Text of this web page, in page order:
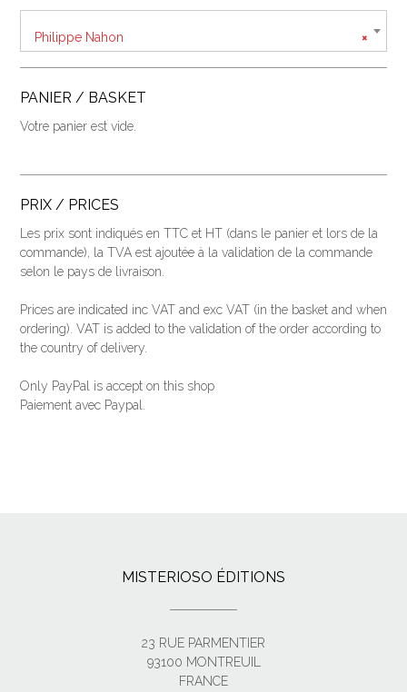
×
Philippe Nahon
PANIER / BASKET
Votre panier est vide.
PRIX / PRICES
Les prix sont indiqués en TTC et HT (dans le panier et lors de la
commande), la TVA est ajoutée à la validation de la commande
selon le pays de livraison.
Prices are indicated inc VAT and exc VAT (in the basket and when
ordering). VAT is added to the validation of the order according to
the country of delivery.
Only PayPal is accept on this shop
Paiement avec Paypal.
MISTERIOSO ÉDITIONS
23 RUE PARMENTIER
93100 MONTREUIL
FRANCE